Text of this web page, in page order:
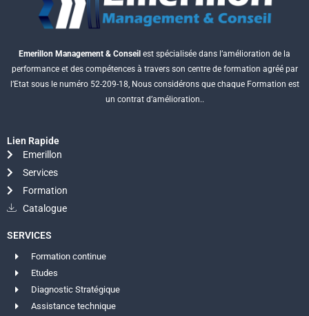
Emerillon Management & Conseil est spécialisée dans l’amélioration de la
performance et des compétences à travers son centre de formation agréé par
l’Etat sous le numéro 52-209-18, Nous considérons que chaque Formation est
un contrat d’amélioration..
Lien Rapide
Emerillon
Services
Formation
Catalogue
SERVICES
Formation continue
Etudes
Diagnostic Stratégique
Assistance technique